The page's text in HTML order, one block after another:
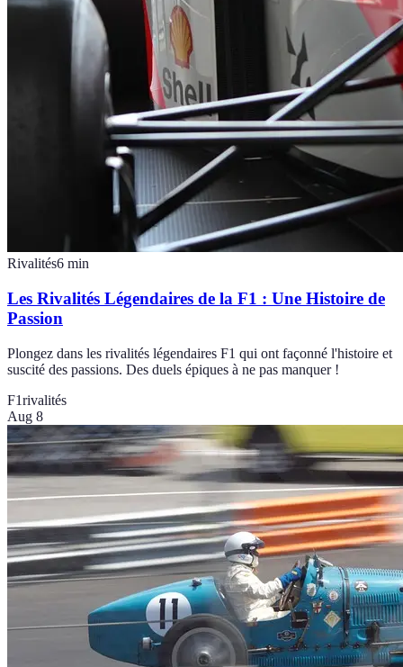
Rivalités6 min
Les Rivalités Légendaires de la F1 : Une Histoire de
Passion
Plongez dans les rivalités légendaires F1 qui ont façonné l'histoire et
suscité des passions. Des duels épiques à ne pas manquer !
F1rivalités
Aug 8